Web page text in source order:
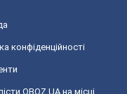
конфіденційності
OBOZ.UA на місці